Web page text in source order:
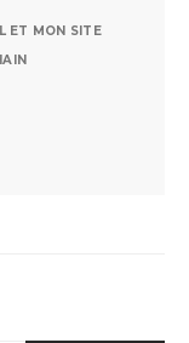
ET MON SITE